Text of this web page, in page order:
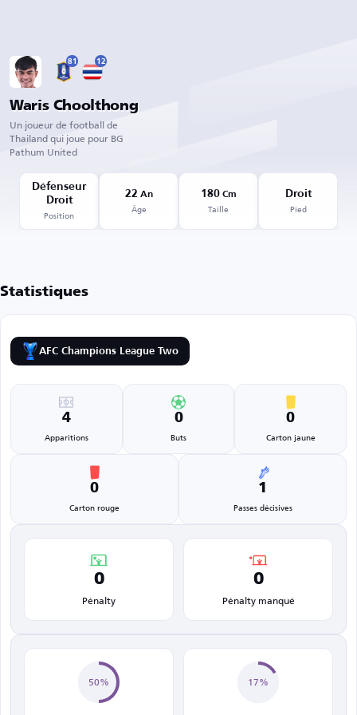
81 12
Waris Choolthong
Un joueur de football de
Thailand qui joue pour BG
Pathum United
Défenseur
Droit
Position
22 An
Âge
180Cm
Taille
Droit
Pied
Statistiques
AFC Champions League Two
4
Apparitions
0
Buts
0
Carton jaune
0
Carton rouge
1
Passes décisives
0
Pénalty
0
Pénalty manqué
50% 17%